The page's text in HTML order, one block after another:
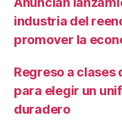
industria del
promover la
Regreso a clases
para elegir un
duradero